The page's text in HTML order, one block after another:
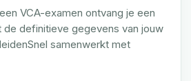
VCA-examen ontvang je een
definitieve gegevens van jouw
samenwerkt met